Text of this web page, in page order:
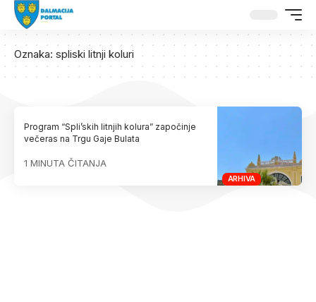
Oznaka: spliski litnji koluri
ARHIVA
Program “Spli’skih litnjih kolura” započinje
večeras na Trgu Gaje Bulata
1 MINUTA ČITANJA